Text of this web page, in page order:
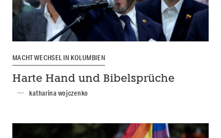
MACHTWECHSEL IN KOLUMBIEN
Harte Hand und Bibelsprüche
katharina wojczenko